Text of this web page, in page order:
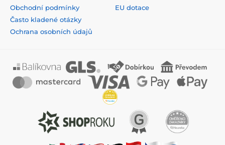
Obchodní podmínky
Často kladené otázky
Ochrana osobních údajů
EU dotace